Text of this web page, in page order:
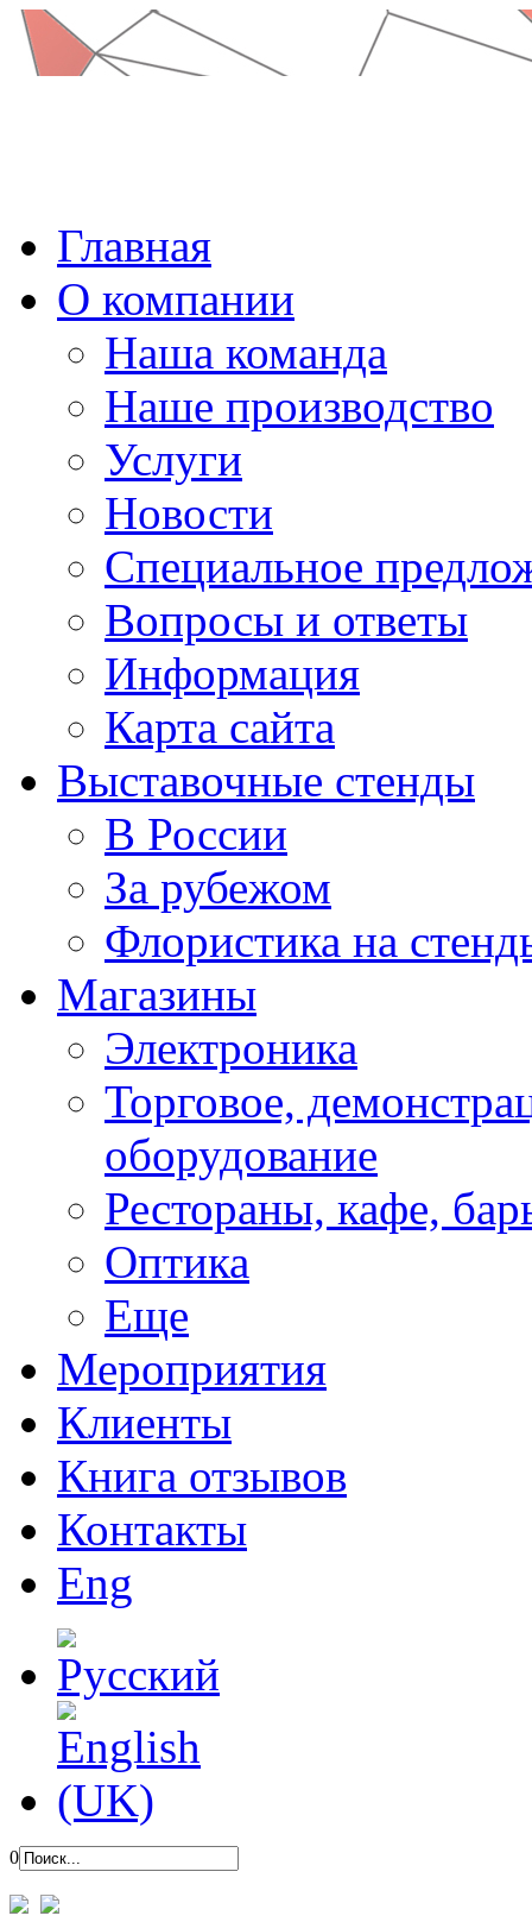
Главная
О компании
Наша команда
Наше производство
Услуги
Новости
Специальное
Вопросы и ответы
Информация
Карта сайта
Выставочные стенды
В России
За рубежом
Флористика на
Магазины
Электроника
Торговое,
оборудование
Рестораны, кафе,
Оптика
Еще
Мероприятия
Клиенты
Книга отзывов
Контакты
Eng
0